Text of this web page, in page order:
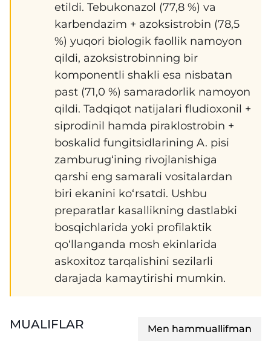
etildi. Tebukonazol (77,8 %) va
karbendazim + azoksistrobin (78,5
%) yuqori biologik faollik namoyon
qildi, azoksistrobinning bir
komponentli shakli esa nisbatan
past (71,0 %) samaradorlik namoyon
qildi. Tadqiqot natijalari fludioxonil +
siprodinil hamda piraklostrobin +
boskalid fungitsidlarining A. pisi
zamburug‘ining rivojlanishiga
qarshi eng samarali vositalardan
biri ekanini ko‘rsatdi. Ushbu
preparatlar kasallikning dastlabki
bosqichlarida yoki profilaktik
qo‘llanganda mosh ekinlarida
askoxitoz tarqalishini sezilarli
darajada kamaytirishi mumkin.
MUALIFLAR Men hammuallifman